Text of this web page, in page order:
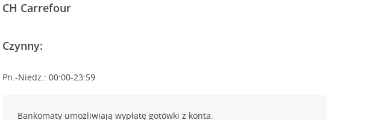
CH Carrefour
Czynny:
Pn.-Niedz.: 00:00-23:59
Bankomaty umożliwiają wypłatę gotówki z konta.